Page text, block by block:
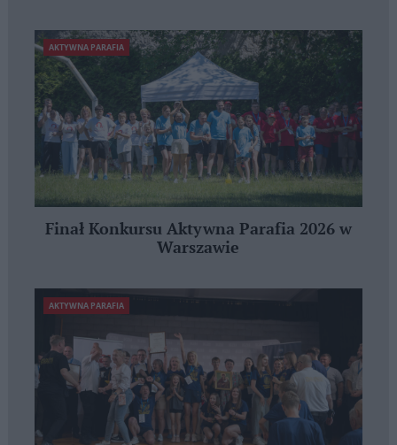
AKTYWNA PARAFIA
Finał Konkursu Aktywna Parafia 2026 w
Warszawie
AKTYWNA PARAFIA